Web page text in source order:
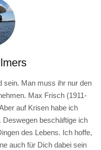
sein. Man muss ihr nur den
Max Frisch (1911-
auf Krisen habe ich
Deswegen beschäftige ich
des Lebens. Ich hoffe,
auch für Dich dabei sein